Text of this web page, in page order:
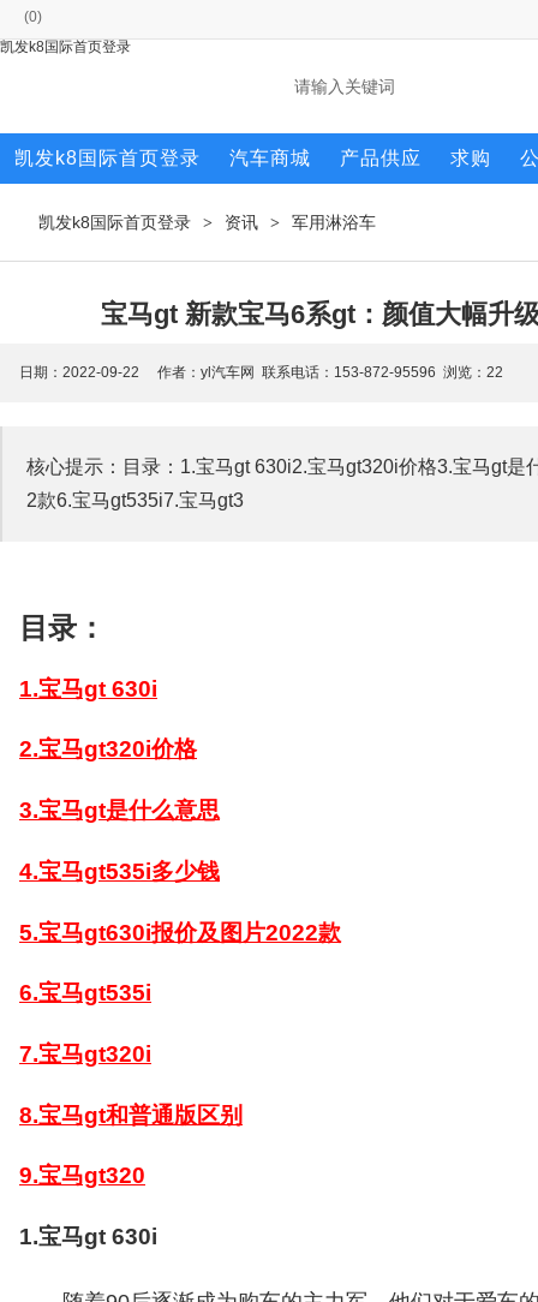
(0)
凯发k8国际首页登录
凯发k8国际首页登录 汽车商城 产品供应 求购
凯发k8国际首页登录 > 资讯 > 军用淋浴车
宝马gt 新款宝马6系gt：颜值大幅升
日期：2022-09-22 作者：yl汽车网 联系电话：153-872-95596 浏览： 22
核心提示：目录：1.宝马gt 630i2.宝马gt320i价格3.宝马gt
2款6.宝马gt535i7.宝马gt3
目录：
1.宝马gt 630i
2.宝马gt320i价格
3.宝马gt是什么意思
4.宝马gt535i多少钱
5.宝马gt630i报价及图片2022款
6.宝马gt535i
7.宝马gt320i
8.宝马gt和普通版区别
9.宝马gt320
1.宝马gt 630i